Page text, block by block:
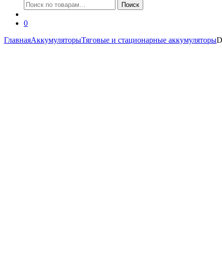
Искать:
Поиск
0
ГлавнаяАккумуляторыТяговые и стационарные аккумуляторы